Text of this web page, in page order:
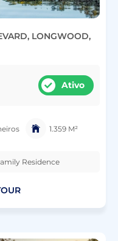
LONGWOOD,
Ativo
1.359 M²
Residence